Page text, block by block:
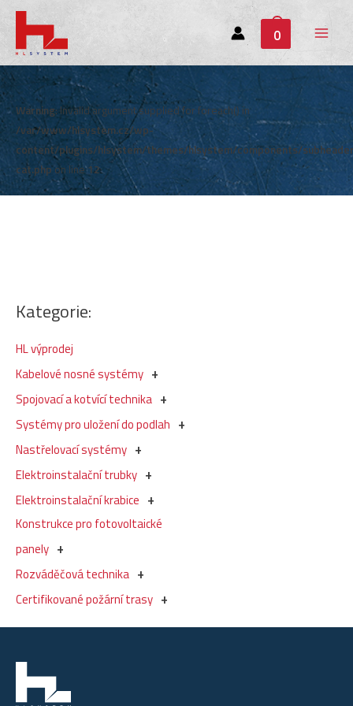
0
Main
Menu
Kategorie:
HL výprodej
Kabelové nosné systémy
Spojovací a kotvící technika
Systémy pro uložení do podlah
Nastřelovací systémy
Elektroinstalační trubky
Elektroinstalační krabice
Konstrukce pro fotovoltaické
panely
Rozváděčová technika
Certifikované požární trasy
Warning: Invalid argument supplied for foreach() in
/var/www/hlsystem.cz/wp-
content/plugins/hlsystem/themes/hlsystem/components/
cat.phpon line12